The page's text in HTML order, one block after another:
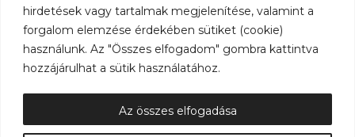
hirdetések vagy tartalmak megjelenítése, valamint a
forgalom elemzése érdekében sütiket (cookie)
használunk. Az "Összes elfogadom" gombra kattintva
hozzájárulhat a sütik használatához.
Az összes elfogadása